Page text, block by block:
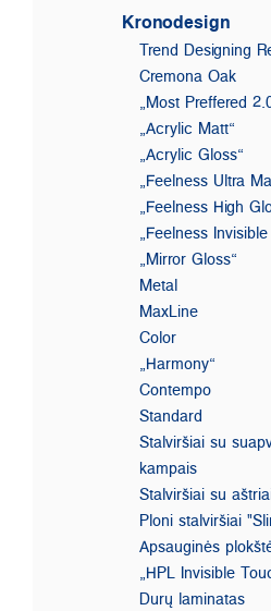
Kronodesign
Trend Designing
Cremona Oak
„Most Preffered
„Acrylic Matt“
„Acrylic Gloss“
„Feelness Ultra
„Feelness High
„Feelness
„Mirror Gloss“
Metal
MaxLine
Color
„Harmony“
Contempo
Standard
Stalviršiai su
kampais
Stalviršiai su
Ploni stalviršiai
Apsauginės
„HPL Invisible
Durų laminatas